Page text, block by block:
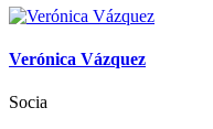
Verónica Vázquez
Socia